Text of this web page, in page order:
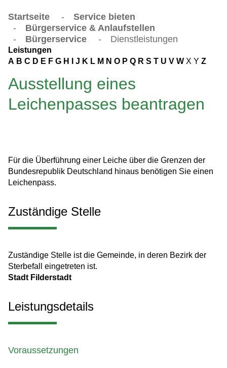
Startseite -
Service bieten
-
Bürgerservice & Anlaufstellen
-
Bürgerservice - Dienstleistungen
Leistungen
A B C D E F G H J K L M N O P Q R S T U V W X Y Z
Ausstellung eines
Leichenpasses beantragen
Für die Überführung einer Leiche über die Grenzen der
Bundesrepublik Deutschland hinaus benötigen Sie einen
Leichenpass.
Zuständige Stelle
Zuständige Stelle ist die Gemeinde, in deren Bezirk der
Sterbefall eingetreten ist.
Stadt Filderstadt
Leistungsdetails
Voraussetzungen